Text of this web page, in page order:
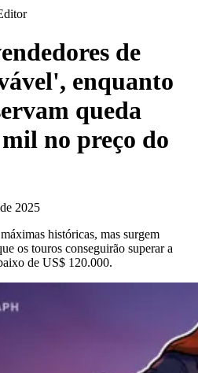
de
enquanto
queda
no preço do
2025
históricas, mas surgem
os touros conseguirão superar a
de US$ 120.000.